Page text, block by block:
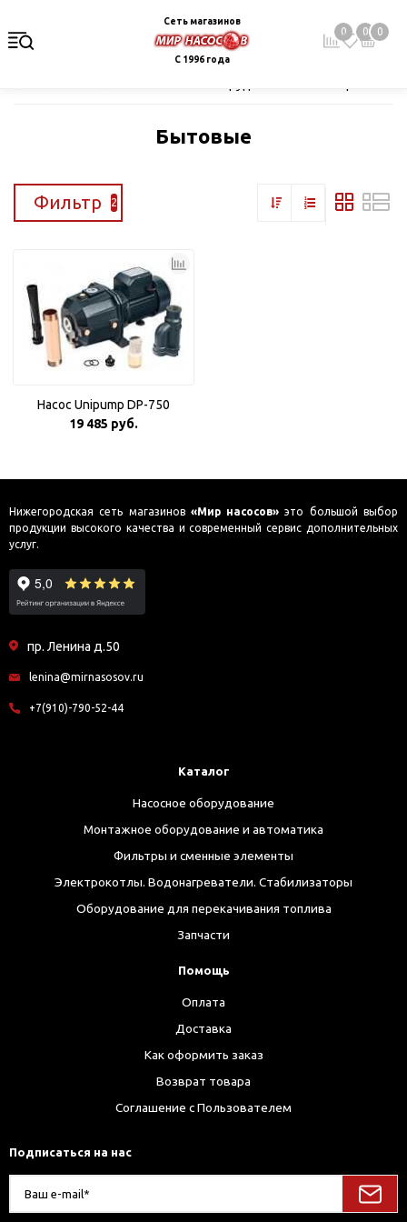
Сеть магазинов
С 1996 года
0 0 0
Бытовые
Фильтр 2
Насос Unipump DP-750
19 485 руб.
Нижегородская сеть магазинов «Мир насосов» это большой выбор
продукции высокого качества и современный сервис дополнительных
услуг.
пр. Ленина д.50
lenina@mirnasosov.ru
+7(910)-790-52-44
Каталог
Насосное оборудование
Монтажное оборудование и автоматика
Фильтры и сменные элементы
Электрокотлы. Водонагреватели. Стабилизаторы
Оборудование для перекачивания топлива
Запчасти
Помощь
Оплата
Доставка
Как оформить заказ
Возврат товара
Соглашение с Пользователем
Подписаться на нас